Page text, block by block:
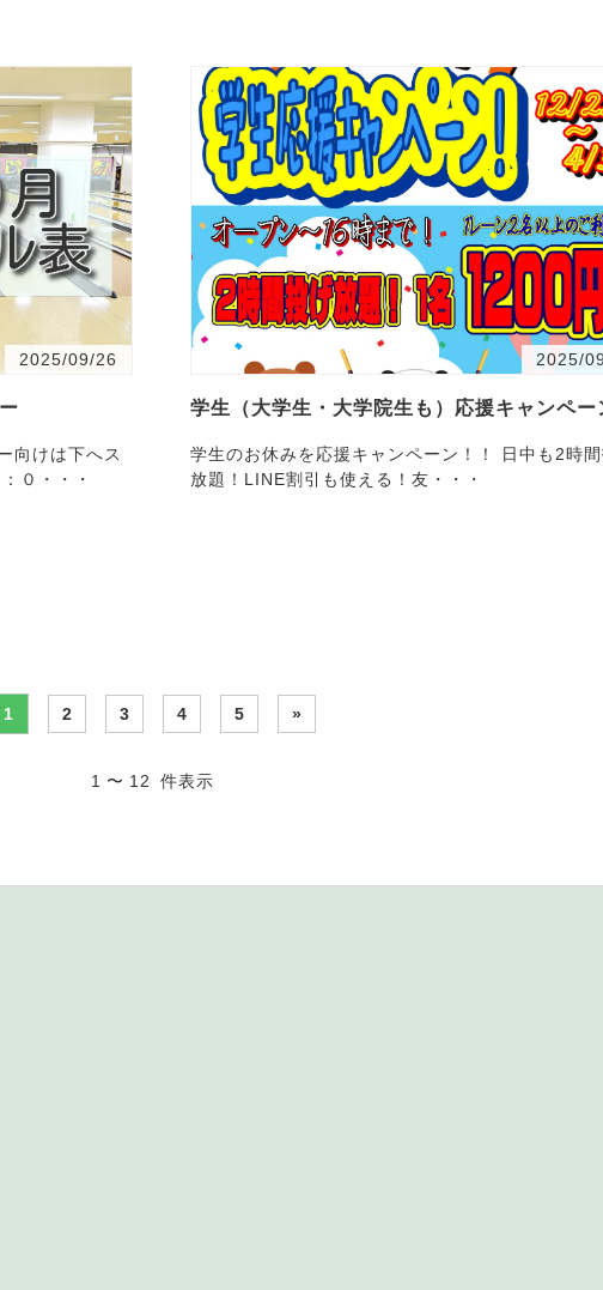
2025/09/26
向けは下へス
：０・・・
2025/
学生（大学生・大学院生も）応援キャンペー
学生のお休みを応援キャンペーン！！ 日中も2時間投げ
放題！LINE割引も使える！友・・・
1 2 3 4 5 »
1 〜 12 件表示